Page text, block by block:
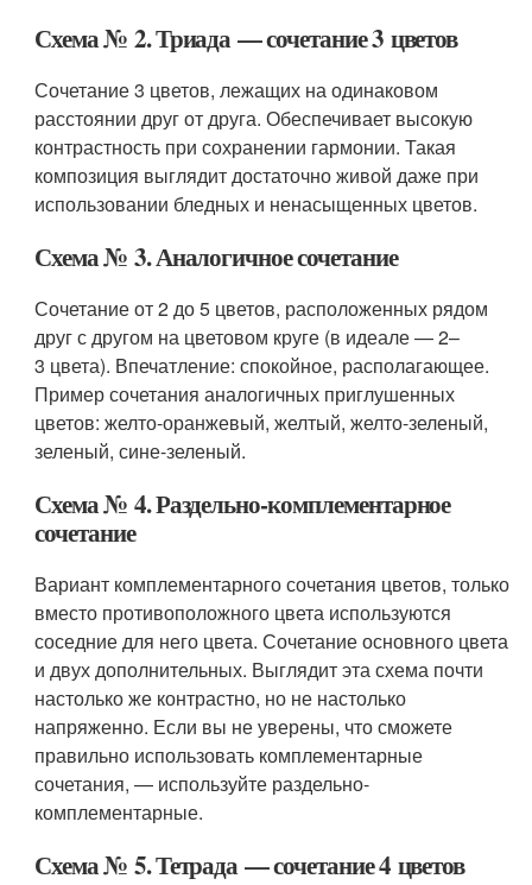
Схема № 2. Триада — сочетание 3 цветов
Сочетание 3 цветов, лежащих на одинаковом
расстоянии друг от друга. Обеспечивает высокую
контрастность при сохранении гармонии. Такая
композиция выглядит достаточно живой даже при
использовании бледных и ненасыщенных цветов.
Схема № 3. Аналогичное сочетание
Сочетание от 2 до 5 цветов, расположенных рядом
друг с другом на цветовом круге (в идеале — 2–
3 цвета). Впечатление: спокойное, располагающее.
Пример сочетания аналогичных приглушенных
цветов: желто-оранжевый, желтый, желто-зеленый,
зеленый, сине-зеленый.
Схема № 4. Раздельно-комплементарное
сочетание
Вариант комплементарного сочетания цветов, только
вместо противоположного цвета используются
соседние для него цвета. Сочетание основного цвета
и двух дополнительных. Выглядит эта схема почти
настолько же контрастно, но не настолько
напряженно. Если вы не уверены, что сможете
правильно использовать комплементарные
сочетания, — используйте раздельно-
комплементарные.
Схема № 5. Тетрада — сочетание 4 цветов